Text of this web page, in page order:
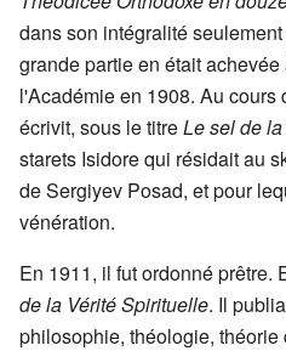
dans son intégralité
grande partie en était
l'Académie en 1908. Au cours
écrivit, sous le titreLe sel de
starets Isidore qui résidait au
de Sergiyev Posad, et pour
vénération.
En 1911, il fut ordonné prêtre.
de la Vérité Spirituelle. Il
philosophie, théologie, théorie